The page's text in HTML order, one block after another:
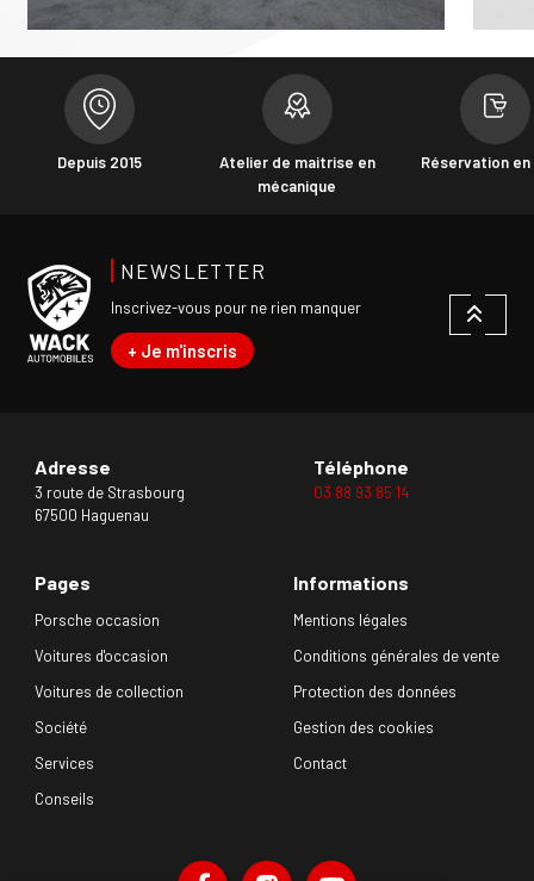
Depuis 2015
Atelier de maitrise en
mécanique
Réservation en
NEWSLETTER
Inscrivez-vous pour ne rien manquer
+ Je m'inscris
Adresse
3 route de Strasbourg
67500 Haguenau
Téléphone
03 88 93 85 14
Pages
Porsche occasion
Voitures d'occasion
Voitures de collection
Société
Services
Conseils
Informations
Mentions légales
Conditions générales de vente
Protection des données
Gestion des cookies
Contact